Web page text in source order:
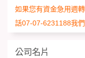
如果您有資金急用週
話07-07-6231188我
公司名片